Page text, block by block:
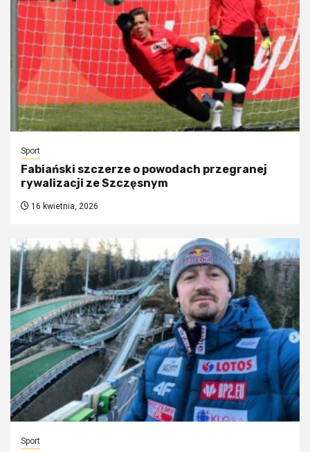
Sport
Fabiański szczerze o powodach przegranej
rywalizacji ze Szczęsnym
16 kwietnia, 2026
Sport